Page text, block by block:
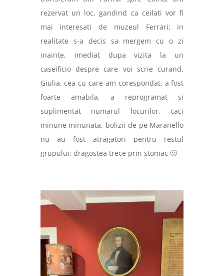
rezervat un loc, gandind ca ceilati vor fi
mai interesati de muzeul Ferrari; in
realitate s-a decis sa mergem cu o zi
inainte, imediat dupa vizita la un
caseificio despre care voi scrie curand.
Giulia, cea cu care am corespondat, a fost
foarte amabila, a reprogramat si
suplimentat numarul locurilor, caci
minune minunata, bolizii de pe Maranello
nu au fost atragatori pentru restul
grupului; dragostea trece prin stomac 🙂